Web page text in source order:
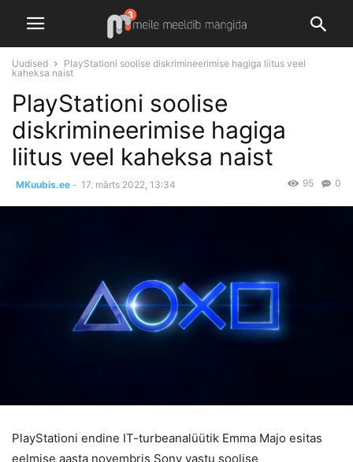
Uudised
PlayStationi soolise diskrimineerimise hagiga liitus veel
kaheksa naist
PlayStationi soolise
diskrimineerimise hagiga
liitus veel kaheksa naist
MKuubis.ee - 17. märts 2022, 13:34 0
95
PlayStationi endine IT-turbeanalüütik Emma Majo esitas
eelmise aasta novembris Sony vastu soolise